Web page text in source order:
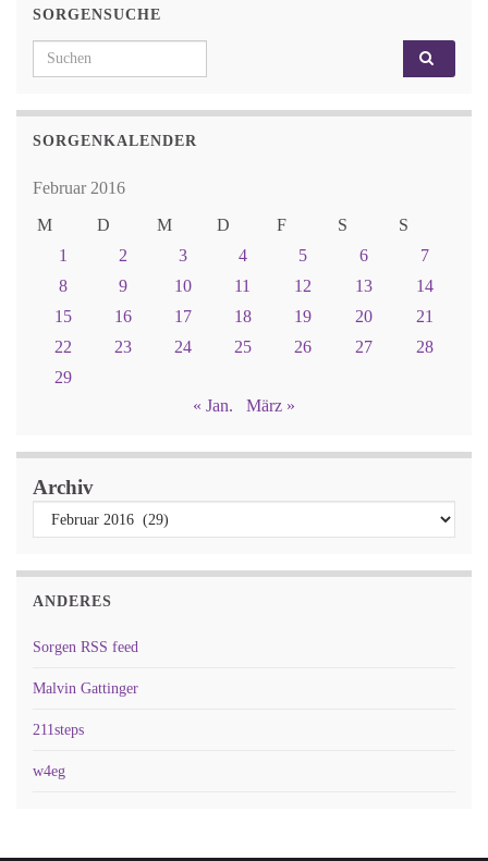
SORGENSUCHE
Search for:
SORGENKALENDER
Februar 2016
M
D M D F S
S
1
2 3 4 5 6
7
8
9 10 11 12 13
14
15
16 17 18 19 20
21
22
23 24 25 26 27
28
29
« Jan.
März »
Archiv
ANDERES
Sorgen RSS feed
Malvin Gattinger
211steps
w4eg